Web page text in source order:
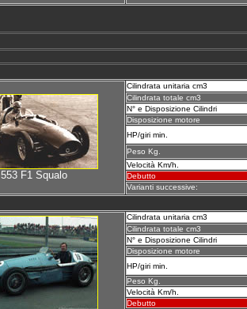
553 F1 Squalo
Cilindrata unitaria cm3
Cilindrata totale cm3
N° e Disposizione Cilindri
Disposizione motore
HP/giri min.
Peso Kg.
Velocità Km/h.
Debutto
Varianti successive:
Cilindrata unitaria cm3
Cilindrata totale cm3
N° e Disposizione Cilindri
Disposizione motore
HP/giri min.
Peso Kg.
Velocità Km/h.
Debutto